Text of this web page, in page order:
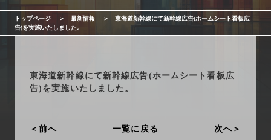
不動産投資ガイド
会社情報 arrow_right_alt
トップページ 最新情報
東海道新幹線にて新幹線広告(ホームシート看板広
告)を実施いたしました。
東海道新幹線にて新幹線広告(ホームシート看板広
告)を実施いたしました。
前へ 一覧に戻る 次へ